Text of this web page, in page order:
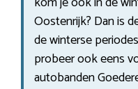
Oostenrijk? Dan is
de winterse
probeer ook eens
autobanden